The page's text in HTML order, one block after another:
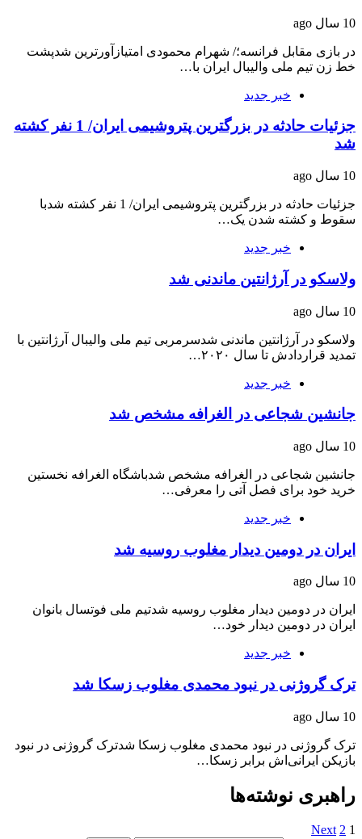
10 سال ago
در بازی مقابل فرانسه؛/ شهرام محمودی امتیازآورترین شدپشت
خط زن تیم ملی والیبال ایران با…
خبر جدید
جزئیات حادثه در بزرگترین پتروشیمی ایران/ 1 نفر کشته
شد
10 سال ago
جزئیات حادثه در بزرگترین پتروشیمی ایران/ 1 نفر کشته شدبا
سقوط و کشته شدن یک…
خبر جدید
ولاسکو در آرژانتین ماندنی شد
10 سال ago
ولاسکو در آرژانتین ماندنی شدسرمربی تیم ملی والیبال آرژانتین با
تمدید قراردادش تا سال ۲۰۲۰…
خبر جدید
جانشین شجاعی در الغرافه مشخص شد
10 سال ago
جانشین شجاعی در الغرافه مشخص شدباشگاه الغرافه نخستین
خرید خود برای فصل آتی را معرفی…
خبر جدید
ایران در دومین دیدار مغلوب روسیه شد
10 سال ago
ایران در دومین دیدار مغلوب روسیه شدتیم ملی فوتسال بانوان
ایران در دومین دیدار خود…
خبر جدید
ترک گروژنی در نبود محمدی مغلوب زسکا شد
10 سال ago
ترک گروژنی در نبود محمدی مغلوب زسکا شدترک گروژنی در نبود
بازیکن ایرانی‌اش برابر زسکا…
راهبری نوشته‌ها
1
2
Next